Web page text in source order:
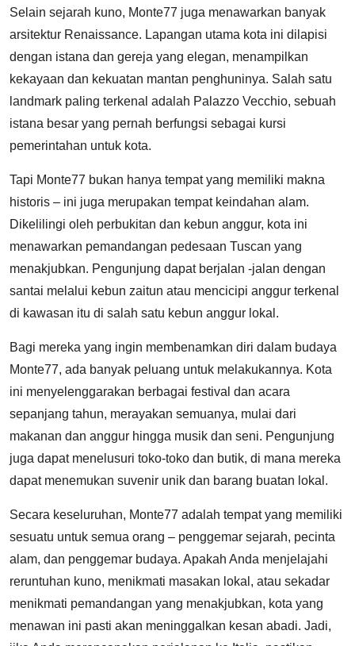
Selain sejarah kuno, Monte77 juga menawarkan banyak
arsitektur Renaissance. Lapangan utama kota ini dilapisi
dengan istana dan gereja yang elegan, menampilkan
kekayaan dan kekuatan mantan penghuninya. Salah satu
landmark paling terkenal adalah Palazzo Vecchio, sebuah
istana besar yang pernah berfungsi sebagai kursi
pemerintahan untuk kota.
Tapi Monte77 bukan hanya tempat yang memiliki makna
historis – ini juga merupakan tempat keindahan alam.
Dikelilingi oleh perbukitan dan kebun anggur, kota ini
menawarkan pemandangan pedesaan Tuscan yang
menakjubkan. Pengunjung dapat berjalan -jalan dengan
santai melalui kebun zaitun atau mencicipi anggur terkenal
di kawasan itu di salah satu kebun anggur lokal.
Bagi mereka yang ingin membenamkan diri dalam budaya
Monte77, ada banyak peluang untuk melakukannya. Kota
ini menyelenggarakan berbagai festival dan acara
sepanjang tahun, merayakan semuanya, mulai dari
makanan dan anggur hingga musik dan seni. Pengunjung
juga dapat menelusuri toko-toko dan butik, di mana mereka
dapat menemukan suvenir unik dan barang buatan lokal.
Secara keseluruhan, Monte77 adalah tempat yang memiliki
sesuatu untuk semua orang – penggemar sejarah, pecinta
alam, dan penggemar budaya. Apakah Anda menjelajahi
reruntuhan kuno, menikmati masakan lokal, atau sekadar
menikmati pemandangan yang menakjubkan, kota yang
menawan ini pasti akan meninggalkan kesan abadi. Jadi,